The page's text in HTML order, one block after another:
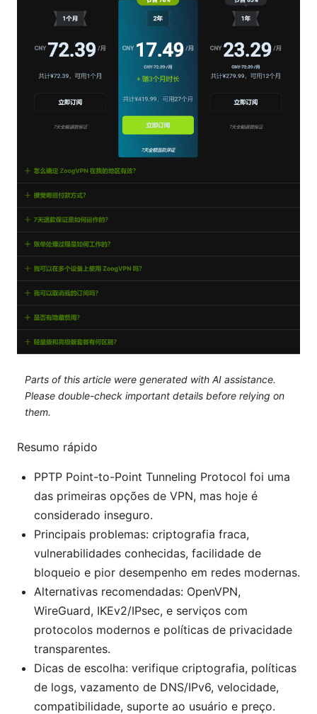
Parts of this article were generated with AI assistance.
Please double-check important details before relying on
them.
Resumo rápido
PPTP Point-to-Point Tunneling Protocol foi uma
das primeiras opções de VPN, mas hoje é
considerado inseguro.
Principais problemas: criptografia fraca,
vulnerabilidades conhecidas, facilidade de
bloqueio e pior desempenho em redes modernas.
Alternativas recomendadas: OpenVPN,
WireGuard, IKEv2/IPsec, e serviços com
protocolos modernos e políticas de privacidade
transparentes.
Dicas de escolha: verifique criptografia, políticas
de logs, vazamento de DNS/IPv6, velocidade,
compatibilidade, suporte ao usuário e preço.